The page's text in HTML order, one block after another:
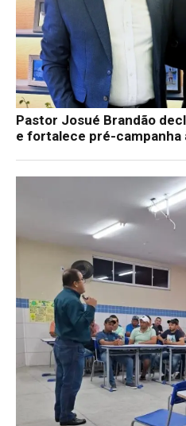
Pastor Josué Brandão
e fortalece pré-campanha